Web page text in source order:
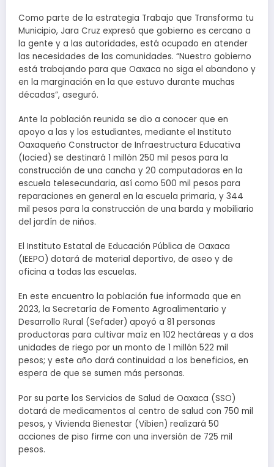
Como parte de la estrategia Trabajo que Transforma tu
Municipio, Jara Cruz expresó que gobierno es cercano a
la gente y a las autoridades, está ocupado en atender
las necesidades de las comunidades. “Nuestro gobierno
está trabajando para que Oaxaca no siga el abandono y
en la marginación en la que estuvo durante muchas
décadas”, aseguró.
Ante la población reunida se dio a conocer que en
apoyo a las y los estudiantes, mediante el Instituto
Oaxaqueño Constructor de Infraestructura Educativa
(Iocied) se destinará 1 millón 250 mil pesos para la
construcción de una cancha y 20 computadoras en la
escuela telesecundaria, así como 500 mil pesos para
reparaciones en general en la escuela primaria, y 344
mil pesos para la construcción de una barda y mobiliario
del jardín de niños.
El Instituto Estatal de Educación Pública de Oaxaca
(IEEPO) dotará de material deportivo, de aseo y de
oficina a todas las escuelas.
En este encuentro la población fue informada que en
2023, la Secretaría de Fomento Agroalimentario y
Desarrollo Rural (Sefader) apoyó a 81 personas
productoras para cultivar maíz en 102 hectáreas y a dos
unidades de riego por un monto de 1 millón 522 mil
pesos; y este año dará continuidad a los beneficios, en
espera de que se sumen más personas.
Por su parte los Servicios de Salud de Oaxaca (SSO)
dotará de medicamentos al centro de salud con 750 mil
pesos, y Vivienda Bienestar (Vibien) realizará 50
acciones de piso firme con una inversión de 725 mil
pesos.